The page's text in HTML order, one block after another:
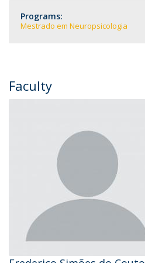
Programs:
Mestrado em Neuropsicologia
Faculty